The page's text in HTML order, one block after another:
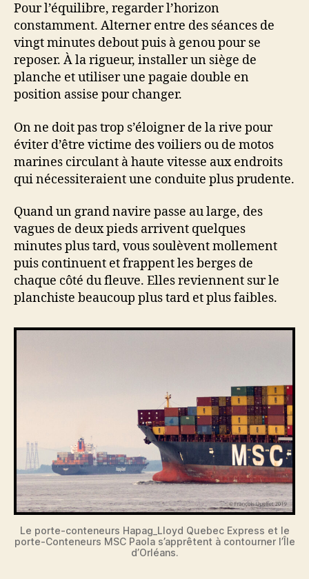
Pour l’équilibre, regarder l’horizon
constamment. Alterner entre des séances de
vingt minutes debout puis à genou pour se
reposer. À la rigueur, installer un siège de
planche et utiliser une pagaie double en
position assise pour changer.
On ne doit pas trop s’éloigner de la rive pour
éviter d’être victime des voiliers ou de motos
marines circulant à haute vitesse aux endroits
qui nécessiteraient une conduite plus prudente.
Quand un grand navire passe au large, des
vagues de deux pieds arrivent quelques
minutes plus tard, vous soulèvent mollement
puis continuent et frappent les berges de
chaque côté du fleuve. Elles reviennent sur le
planchiste beaucoup plus tard et plus faibles.
Le porte-conteneurs Hapag_Lloyd Quebec Express et le
porte-Conteneurs MSC Paola s’apprêtent à contourner l’Île
d’Orléans.